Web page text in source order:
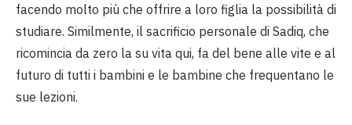
facendo molto più che offrire a loro figlia la possibilità di
studiare. Similmente, il sacrificio personale di Sadiq, che
ricomincia da zero la su vita qui, fa del bene alle vite e al
futuro di tutti i bambini e le bambine che frequentano le
sue lezioni.